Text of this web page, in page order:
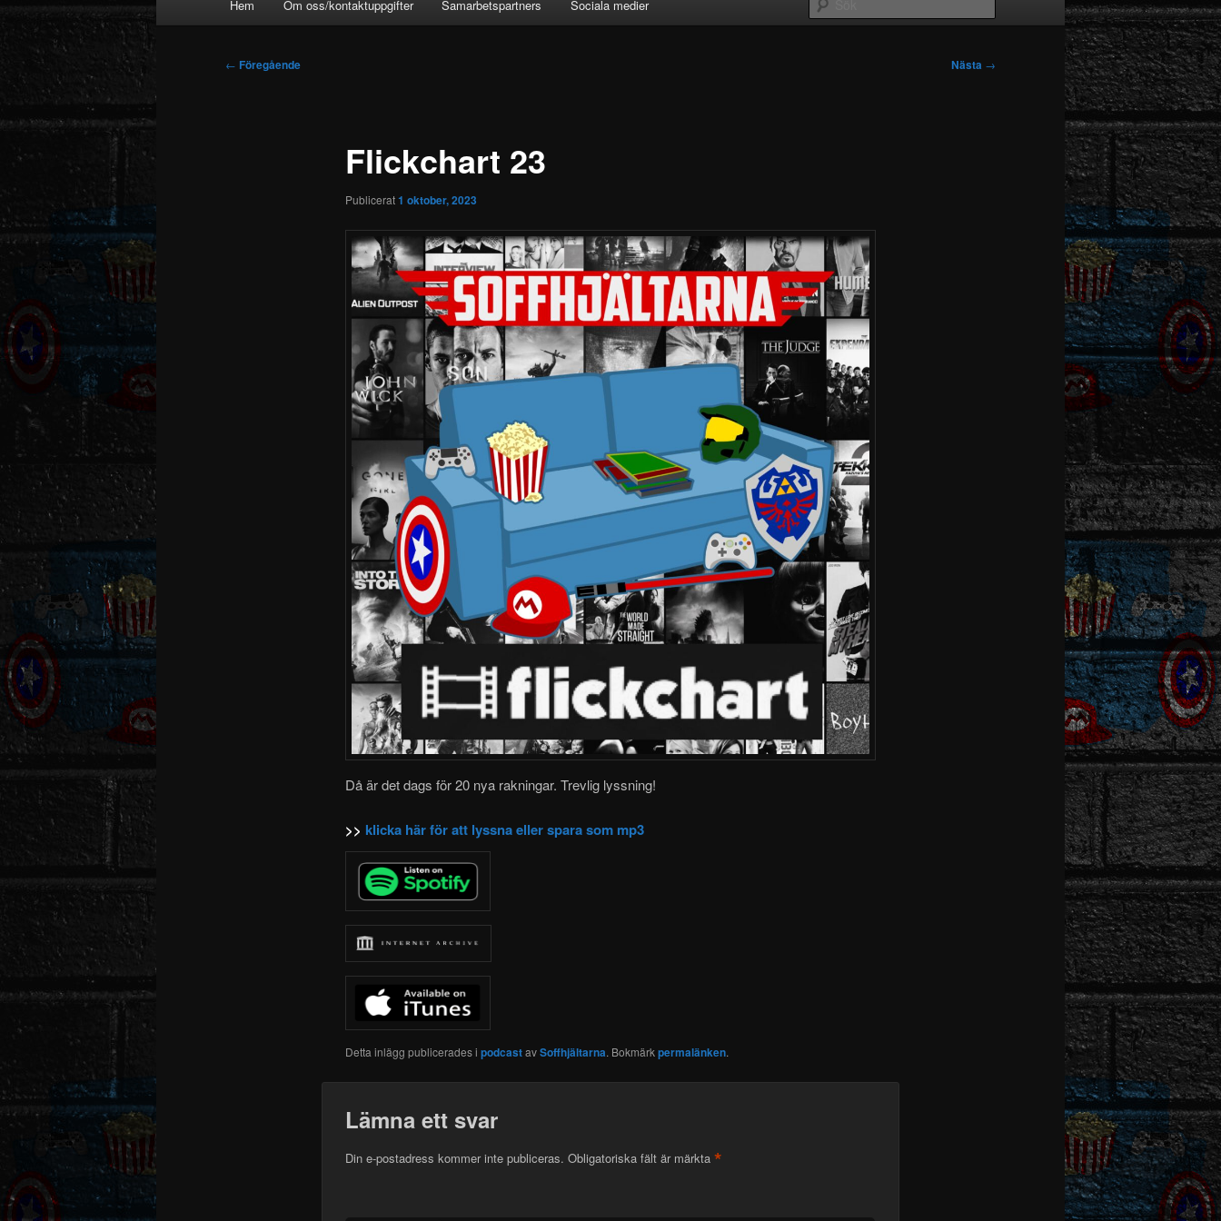
Hem Om oss/kontaktuppgifter Samarbetspartners Sociala medier
Inläggsnavigering
← Föregående Nästa →
Flickchart 23
Publicerat1 oktober, 2023
Då är det dags för 20 nya rakningar. Trevlig lyssning!
>> klicka här för att lyssna eller spara som mp3
Detta inlägg publicerades i podcastavSoffhjältarna. Bokmärkpermalänken.
Lämna ett svar
Din e-postadress kommer inte publiceras. Obligatoriska fält är märkta *